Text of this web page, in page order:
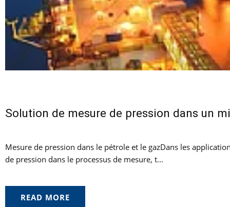
Solution de mesure de pression dans un
Mesure de pression dans le pétrole et le gazDans les
de pression dans le processus de mesure, t...
READ MORE